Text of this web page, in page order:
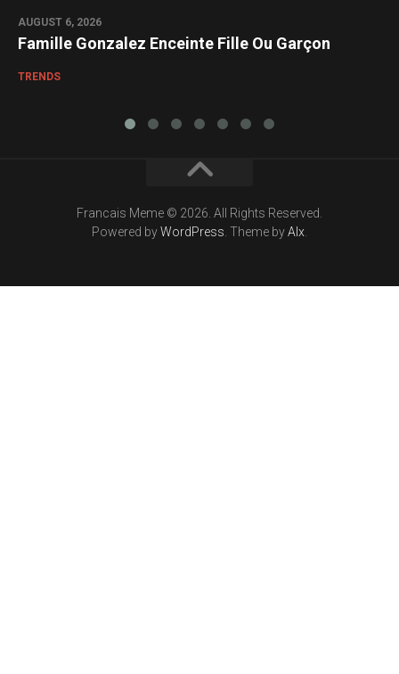
AUGUST 6, 2026
Famille Gonzalez Enceinte Fille Ou Garçon
TRENDS
Francais Meme © 2026. All Rights Reserved.
Powered byWordPress . Theme byAlx